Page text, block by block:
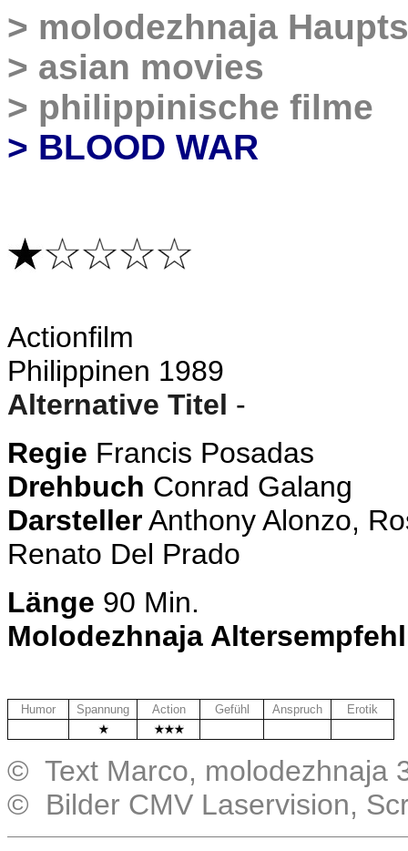
> molodezhnaja
> asian movies
> philippinische filme
> BLOOD WAR
Actionfilm
Philippinen 1989
Alternative Titel -
Regie Francis Posadas
Drehbuch Conrad Galang
DarstellerAnthony Alonzo,
Renato Del Prado
Länge 90 Min.
Molodezhnaja
Humor Spannung Action Gefühl Anspruch
Erotik
© Text Marco, molodezhnaja
© Bilder CMV Laservision,